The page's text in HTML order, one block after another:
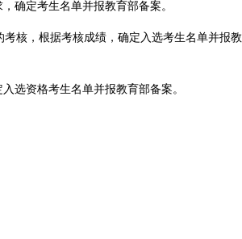
定考生名单并报教育部备案。
核，根据考核成绩，确定入选考生名单并报教
资格考生名单并报教育部备案。